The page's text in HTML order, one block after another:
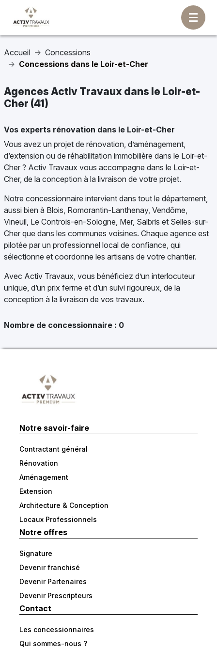
Accueil
Concessions
Concessions dans le Loir-et-Cher
Agences Activ Travaux dans le Loir-et-
Cher (41)
Vos experts rénovation dans le Loir-et-Cher
Vous avez un projet de rénovation, d’aménagement,
d’extension ou de réhabilitation immobilière dans le Loir-et-
Cher ? Activ Travaux vous accompagne dans le Loir-et-
Cher, de la conception à la livraison de votre projet.
Notre concessionnaire intervient dans tout le département,
aussi bien à Blois, Romorantin-Lanthenay, Vendôme,
Vineuil, Le Controis-en-Sologne, Mer, Salbris et Selles-sur-
Cher que dans les communes voisines. Chaque agence est
pilotée par un professionnel local de confiance, qui
sélectionne et coordonne les artisans de votre chantier.
Avec Activ Travaux, vous bénéficiez d’un interlocuteur
unique, d’un prix ferme et d’un suivi rigoureux, de la
conception à la livraison de vos travaux.
Nombre de concessionnaire : 0
Notre savoir-faire
Contractant général
Rénovation
Aménagement
Extension
Architecture & Conception
Locaux Professionnels
Notre offres
Signature
Devenir franchisé
Devenir Partenaires
Devenir Prescripteurs
Contact
Les concessionnaires
Qui sommes-nous ?